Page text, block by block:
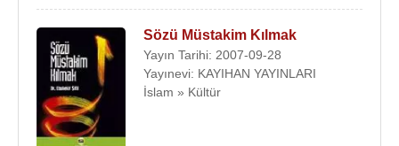
Sözü Müstakim Kılmak
Yayın Tarihi: 2007-09-28
Yayınevi: KAYIHAN YAYINLARI
İslam » Kültür